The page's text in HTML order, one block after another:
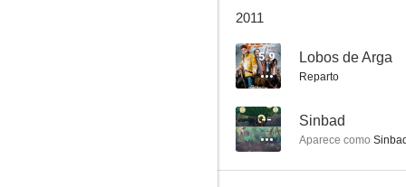
2011
5.9 Lobos de Arga
Reparto
-- Sinbad
Aparece como